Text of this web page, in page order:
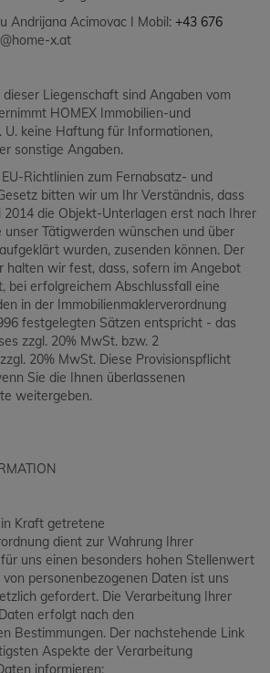
Andrijana Acimovac I Mobil: +43 676
x.at
Liegenschaft sind Angaben vom
HOMEX Immobilien-und
U. keine Haftung für Informationen,
sonstige Angaben.
Richtlinien zum Fernabsatz- und
bitten wir um Ihr Verständnis, dass
2014 die Objekt-Unterlagen erst nach Ihrer
unser Tätigwerden wünschen und über
wurden, zusenden können. Der
halten wir fest, dass, sofern im Angebot
bei erfolgreichem Abschlussfall eine
in der Immobilienmaklerverordnung
festgelegten Sätzen entspricht - das
zzgl. 20% MwSt. bzw. 2
20% MwSt. Diese Provisionspflicht
Sie die Ihnen überlassenen
weitergeben.
Kraft getretene
dient zur Wahrung Ihrer
uns einen besonders hohen Stellenwert
personenbezogenen Daten ist uns
gefordert. Die Verarbeitung Ihrer
erfolgt nach den
Bestimmungen. Der nachstehende Link
Aspekte der Verarbeitung